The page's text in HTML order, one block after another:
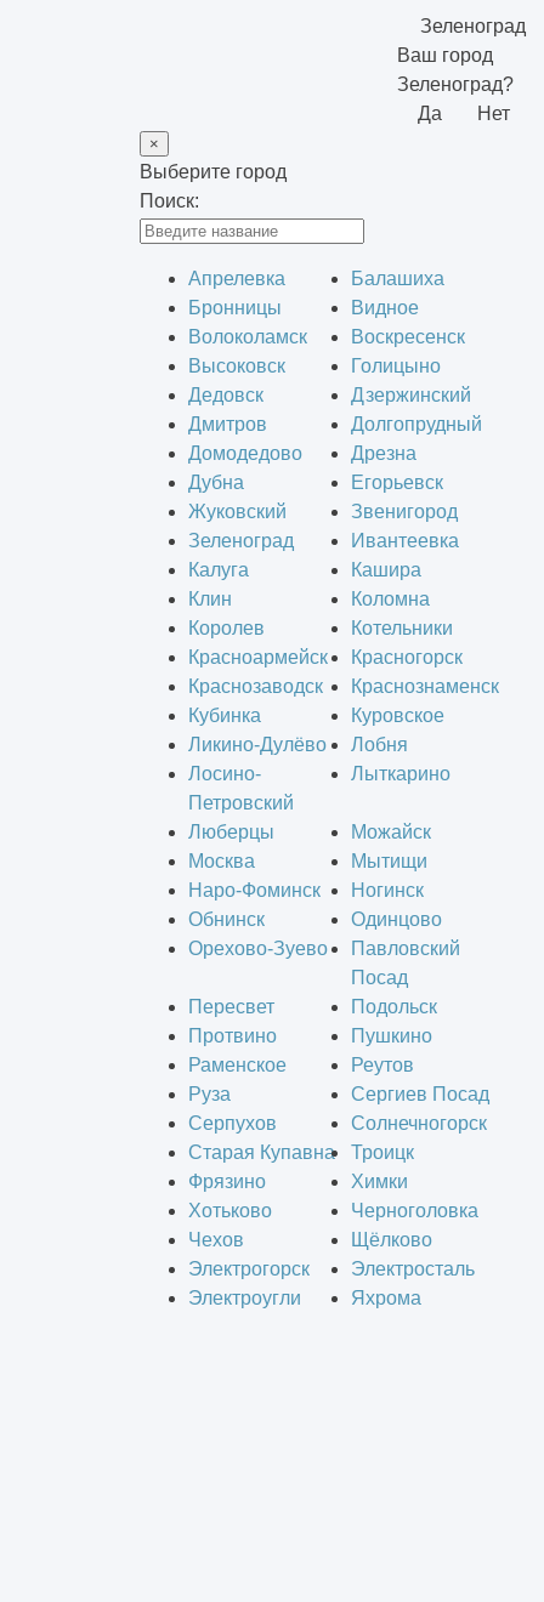
Зеленоград
Ваш город
Зеленоград?
Да
Нет
×
Выберите город
Поиск:
Апрелевка
Балашиха
Бронницы
Видное
Волоколамск
Воскресенск
Высоковск
Голицыно
Дедовск
Дзержинский
Дмитров
Долгопрудный
Домодедово
Дрезна
Дубна
Егорьевск
Жуковский
Звенигород
Зеленоград
Ивантеевка
Калуга
Кашира
Клин
Коломна
Королев
Котельники
Красноармейск
Красногорск
Краснозаводск
Краснознаменск
Кубинка
Куровское
Ликино-Дулёво
Лобня
Лосино-
Петровский
Лыткарино
Люберцы
Можайск
Москва
Мытищи
Наро-Фоминск
Ногинск
Обнинск
Одинцово
Орехово-Зуево
Павловский
Посад
Пересвет
Подольск
Протвино
Пушкино
Раменское
Реутов
Руза
Сергиев Посад
Серпухов
Солнечногорск
Старая Купавна
Троицк
Фрязино
Химки
Хотьково
Черноголовка
Чехов
Щёлково
Электрогорск
Электросталь
Электроугли
Яхрома